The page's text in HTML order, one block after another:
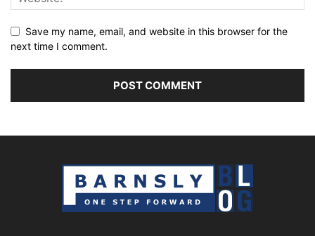
Save my name, email, and website in this browser for the
next time I comment.